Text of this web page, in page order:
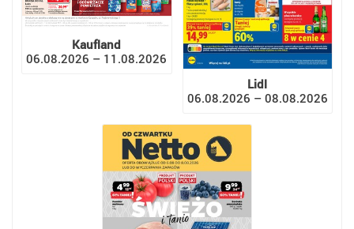
Kaufland
06.08.2026 – 11.08.2026
Lidl
06.08.2026 – 08.08.2026